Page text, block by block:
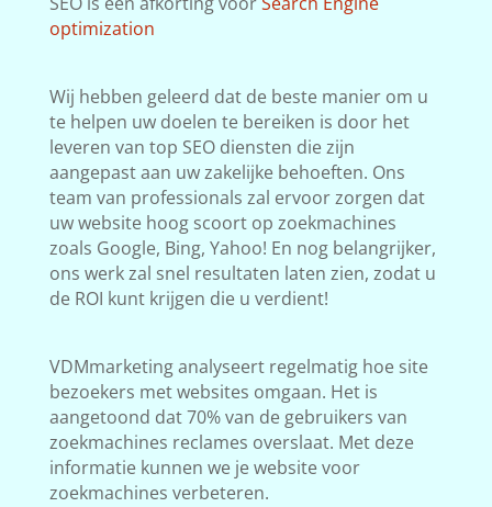
optimization
Wij hebben geleerd dat de beste manier om u
te helpen uw doelen te bereiken is door het
leveren van top SEO diensten die zijn
aangepast aan uw zakelijke behoeften. Ons
team van professionals zal ervoor zorgen dat
uw website hoog scoort op zoekmachines
zoals Google, Bing, Yahoo! En nog belangrijker,
ons werk zal snel resultaten laten zien, zodat u
de ROI kunt krijgen die u verdient!
VDMmarketing analyseert regelmatig hoe site
bezoekers met websites omgaan. Het is
aangetoond dat 70% van de gebruikers van
zoekmachines reclames overslaat. Met deze
informatie kunnen we je website voor
zoekmachines verbeteren.